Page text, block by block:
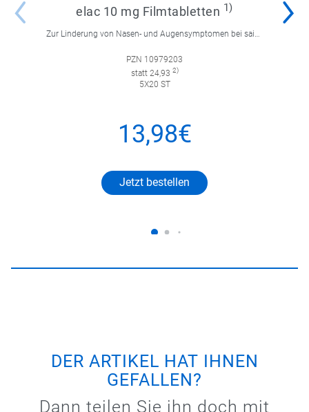
elac 10 mg Filmtabletten 1)
Zur Linderung von Nasen- und Augensymptomen bei saisonaler und ganzjähriger allergischer Rhinitis sowie zur Linderung von chronischer Nesselsucht.
PZN 10979203
statt 24,93 2)
5X20 ST
13,98€
Jetzt bestellen
DER ARTIKEL HAT IHNEN
GEFALLEN?
Dann teilen Sie ihn doch mit